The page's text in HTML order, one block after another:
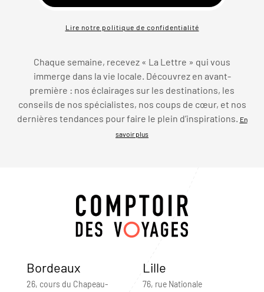
Lire notre politique de confidentialité
Chaque semaine, recevez « La Lettre » qui vous
immerge dans la vie locale. Découvrez en avant-
première : nos éclairages sur les destinations, les
conseils de nos spécialistes, nos coups de cœur, et nos
dernières tendances pour faire le plein d’inspirations. En
savoir plus
Bordeaux
26, cours du Chapeau-
Lille
76, rue Nationale